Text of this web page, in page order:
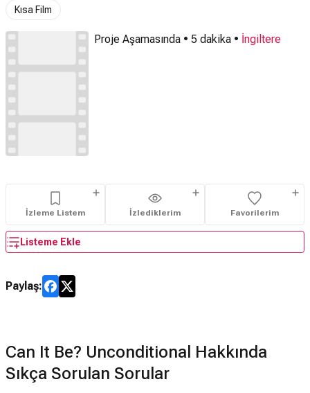
Kısa Film
Proje Aşamasında • 5 dakika • İngiltere
İzleme Listem İzlediklerim Favorilerim
Listeme Ekle
Paylaş:
Can It Be? Unconditional Hakkında
Sıkça Sorulan Sorular